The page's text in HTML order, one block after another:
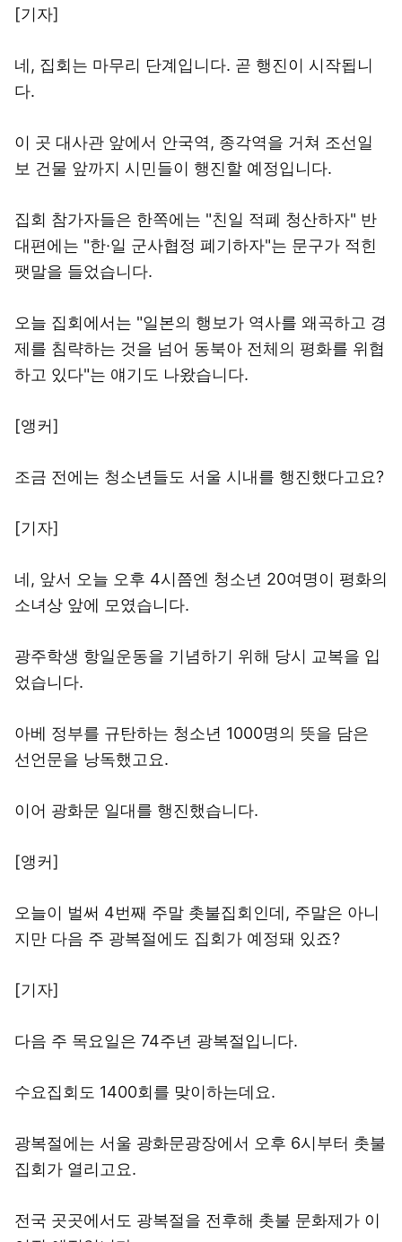
[기자]
네, 집회는 마무리 단계입니다. 곧 행진이 시작됩니
다.
이 곳 대사관 앞에서 안국역, 종각역을 거쳐 조선일
보 건물 앞까지 시민들이 행진할 예정입니다.
집회 참가자들은 한쪽에는 "친일 적폐 청산하자" 반
대편에는 "한·일 군사협정 폐기하자"는 문구가 적힌
팻말을 들었습니다.
오늘 집회에서는 "일본의 행보가 역사를 왜곡하고 경
제를 침략하는 것을 넘어 동북아 전체의 평화를 위협
하고 있다"는 얘기도 나왔습니다.
[앵커]
조금 전에는 청소년들도 서울 시내를 행진했다고요?
[기자]
네, 앞서 오늘 오후 4시쯤엔 청소년 20여명이 평화의
소녀상 앞에 모였습니다.
광주학생 항일운동을 기념하기 위해 당시 교복을 입
었습니다.
아베 정부를 규탄하는 청소년 1000명의 뜻을 담은
선언문을 낭독했고요.
이어 광화문 일대를 행진했습니다.
[앵커]
오늘이 벌써 4번째 주말 촛불집회인데, 주말은 아니
지만 다음 주 광복절에도 집회가 예정돼 있죠?
[기자]
다음 주 목요일은 74주년 광복절입니다.
수요집회도 1400회를 맞이하는데요.
광복절에는 서울 광화문광장에서 오후 6시부터 촛불
집회가 열리고요.
전국 곳곳에서도 광복절을 전후해 촛불 문화제가 이